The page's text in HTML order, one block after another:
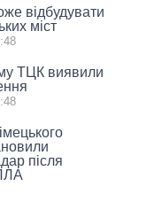
відбудувати
міст
ТЦК виявили
після